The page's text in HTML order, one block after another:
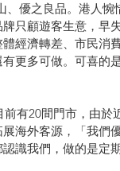
、優之良品。港人
只顧遊客生意，早
經濟轉差、市民消
更多可做。可喜的
有20間門市，由
海外客源，「我們
識我們，做的是定